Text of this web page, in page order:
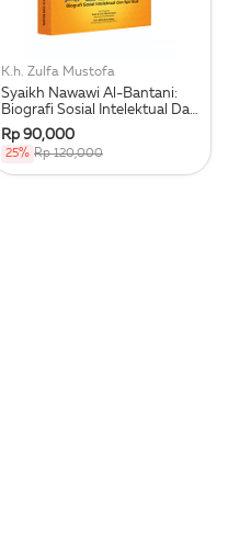
K.h. Zulfa Mustofa
Syaikh Nawawi Al-Bantani:
Biografi Sosial Intelektual Dan
Spiritual
Rp 90,000
25% Rp 120,000